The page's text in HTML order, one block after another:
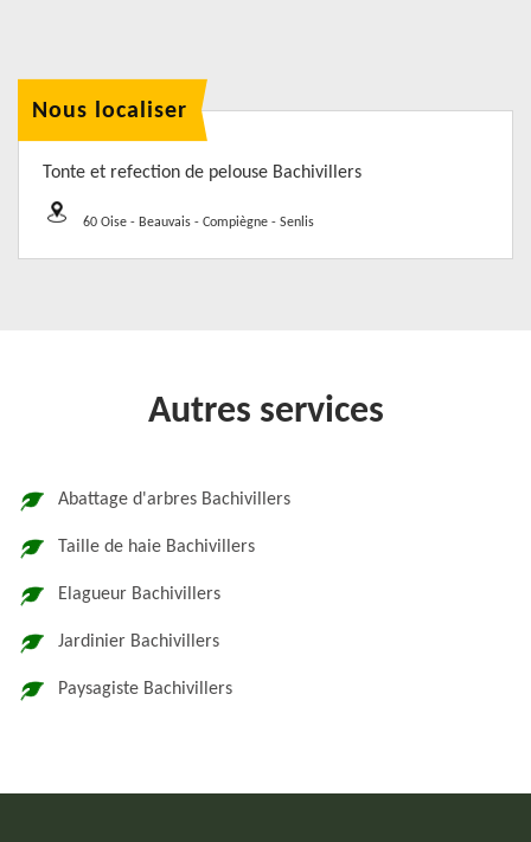
Nous localiser
Tonte et refection de pelouse Bachivillers
60 Oise - Beauvais - Compiègne - Senlis
Autres services
Abattage d'arbres Bachivillers
Taille de haie Bachivillers
Elagueur Bachivillers
Jardinier Bachivillers
Paysagiste Bachivillers